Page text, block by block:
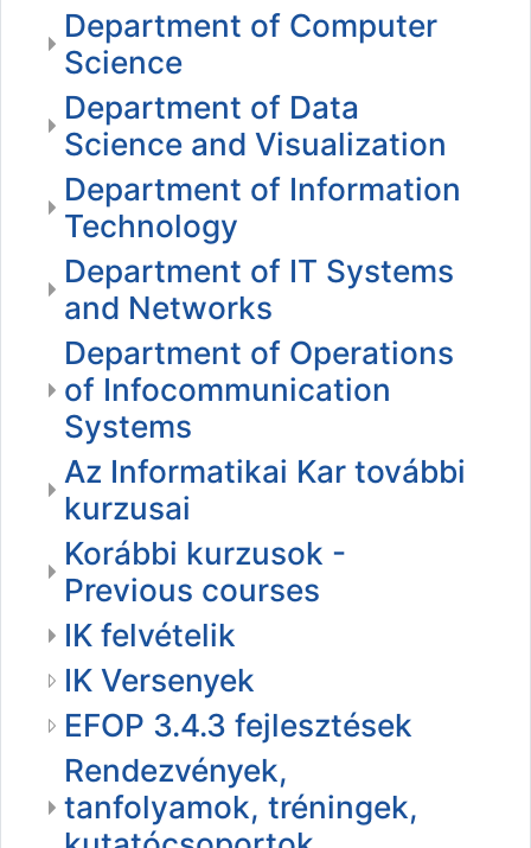
Department of Computer
Science
Department of Data
Science and Visualization
Department of Information
Technology
Department of IT Systems
and Networks
Department of Operations
of Infocommunication
Systems
Az Informatikai Kar további
kurzusai
Korábbi kurzusok -
Previous courses
IK felvételik
IK Versenyek
EFOP 3.4.3 fejlesztések
Rendezvények,
tanfolyamok, tréningek,